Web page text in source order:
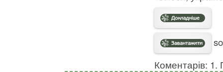
Коментарів: 1.